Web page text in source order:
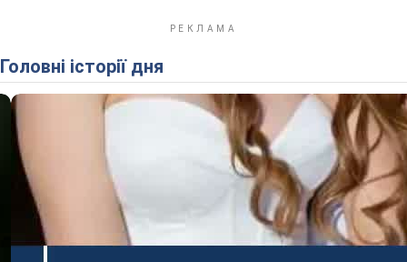
Головні історії дня